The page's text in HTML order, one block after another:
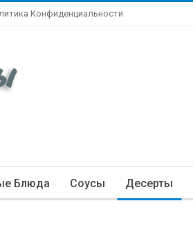
Конфиденциальности
Блюда Соусы Десерты